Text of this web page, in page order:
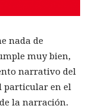
nada de
muy bien,
narrativo del
particular en el
la narración.